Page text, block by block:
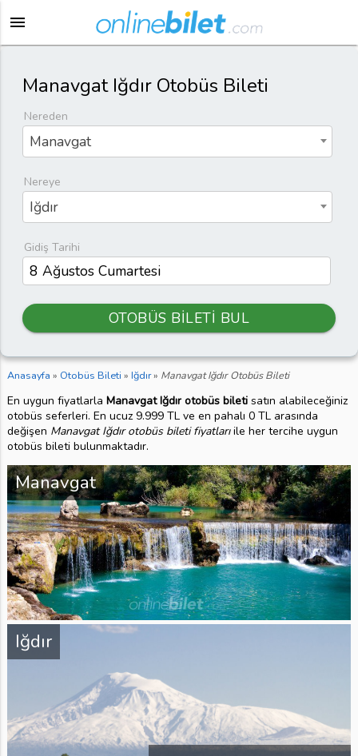
menu
Manavgat Iğdır Otobüs Bileti
Nereden
Manavgat
Nereye
Iğdır
Gidiş Tarihi
OTOBÜS BİLETİ BUL
Anasayfa » Otobüs Bileti » Iğdır» Manavgat Iğdır Otobüs Bileti
En uygun fiyatlarla Manavgat Iğdır otobüs biletisatın alabileceğiniz
otobüs seferleri. En ucuz 9.999 TL ve en pahalı 0 TL arasında
değişen Manavgat Iğdır otobüs bileti fiyatlarıile her tercihe uygun
otobüs bileti bulunmaktadır.
Manavgat
Iğdır